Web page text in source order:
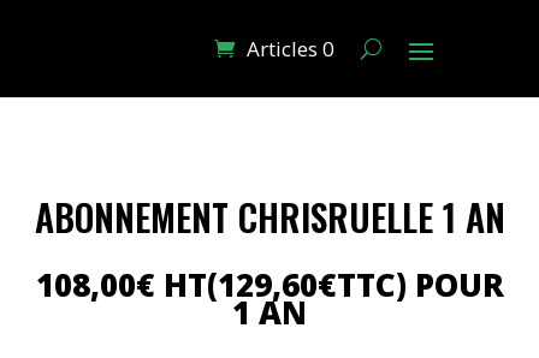
Articles 0
ABONNEMENT CHRISRUELLE 1 AN
108,00€ HT(129,60€TTC) POUR
1 AN